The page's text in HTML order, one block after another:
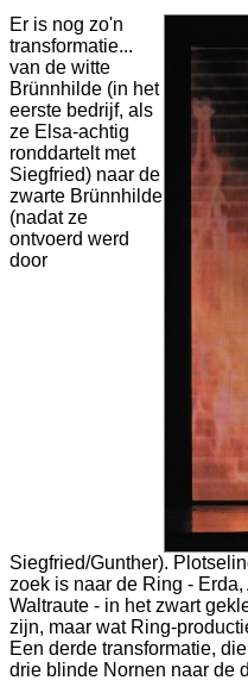
Er is nog zo'n
transformatie...
van de witte
Brünnhilde (in het
eerste bedrijf, als
ze Elsa-achtig
ronddartelt met
Siegfried) naar de
zwarte Brünnhilde
(nadat ze
ontvoerd werd
door
Siegfried/Gunther).
zoek is naar de Ring -
Waltraute - in het zwart
zijn, maar wat Ring-
Een derde transformatie,
drie blinde Nornen naar de